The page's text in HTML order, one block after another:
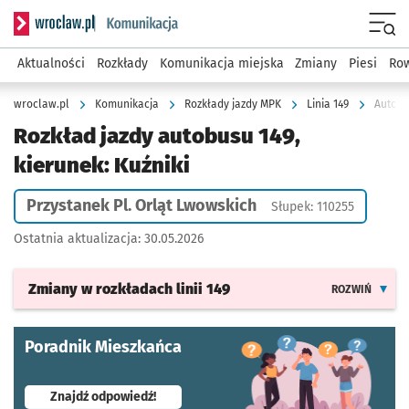
Serwis informacyjny wroclaw.pl podserwis: Komunikacja
Aktualności Rozkłady Komunikacja miejska Zmiany Piesi
wroclaw.pl Komunikacja Rozkłady jazdy MPK Linia 149
Rozkład jazdy autobusu 149,
kierunek: Kuźniki
Przystanek Pl. Orląt Lwowskich Słupek: 110255
Ostatnia aktualizacja: 30.05.2026
Zmiany w rozkładach linii 149 ROZWIŃ
Poradnik Mieszkańca
Znajdź odpowiedź!- otworzy się w nowej karcie